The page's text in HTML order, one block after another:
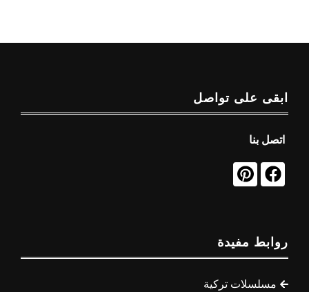
ابقى على تواصل
اتصل بنا
روابط مفيدة
مسلسلات تركية